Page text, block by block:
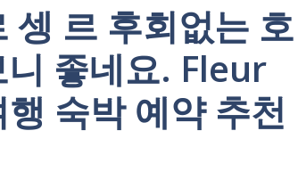
셍 르 후회없는 호
좋네요. Fleur
숙박 예약 추천